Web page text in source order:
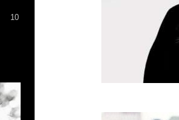
10